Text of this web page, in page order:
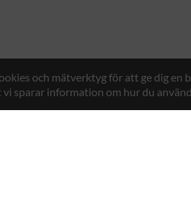
och mätverktyg för att ge dig
sparar information om hur du